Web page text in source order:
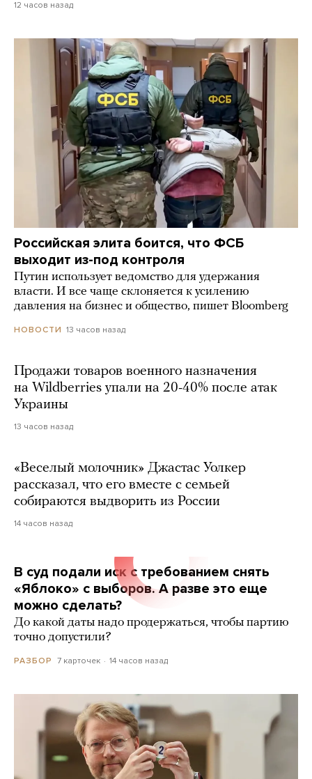
12 часов назад
Российская элита боится, что ФСБ
выходит из-под контроля
Путин использует ведомство для удержания
власти. И все чаще склоняется к усилению
давления на бизнес и общество, пишет Bloomberg
НОВОСТИ 13 часов назад
Продажи товаров военного назначения
на Wildberries упали на 20-40% после атак
Украины
13 часов назад
«Веселый молочник» Джастас Уолкер
рассказал, что его вместе с семьей
собираются выдворить из России
14 часов назад
В суд подали иск с требованием снять
«Яблоко» с выборов. А разве это еще
можно сделать?
До какой даты надо продержаться, чтобы партию
точно допустили?
РАЗБОР 7 карточек 14 часов назад